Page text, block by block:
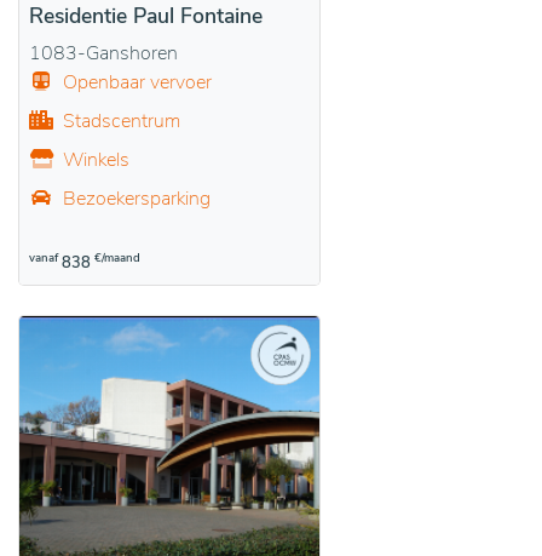
Residentie Paul Fontaine
1083-Ganshoren
Openbaar vervoer
Stadscentrum
Winkels
Bezoekersparking
vanaf 838 €/maand